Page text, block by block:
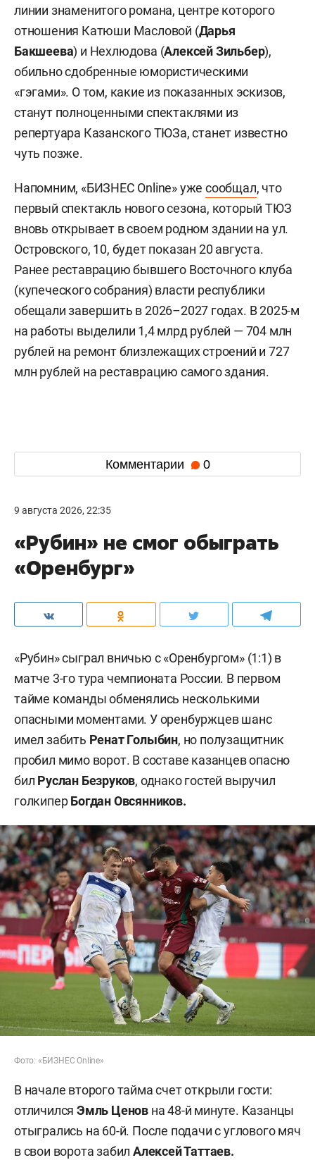
линии знаменитого романа, центре которого
отношения Катюши Масловой (Дарья
Бакшеева) и Нехлюдова (Алексей Зильбер),
обильно сдобренные юмористическими
«гэгами». О том, какие из показанных эскизов,
станут полноценными спектаклями из
репертуара Казанского ТЮЗа, станет известно
чуть позже.
Напомним, «БИЗНЕС Online» ужесообщал, что
первый спектакль нового сезона, который ТЮЗ
вновь открывает в своем родном здании на ул.
Островского, 10, будет показан 20 августа.
Ранее реставрацию бывшего Восточного клуба
(купеческого собрания) власти республики
обещали завершить в 2026–2027 годах. В 2025-м
на работы выделили 1,4 млрд рублей — 704 млн
рублей на ремонт близлежащих строений и 727
млн рублей на реставрацию самого здания.
Комментарии 0
9 августа 2026, 22:35
«Рубин» не смог обыграть
«Оренбург»
«Рубин» сыграл вничью с «Оренбургом» (1:1) в
матче 3-го тура чемпионата России. В первом
тайме команды обменялись несколькими
опасными моментами. У оренбуржцев шанс
имел забить Ренат Голыбин, но полузащитник
пробил мимо ворот. В составе казанцев опасно
бил Руслан Безруков, однако гостей выручил
голкиперБогдан Овсянников.
Фото: «БИЗНЕС Online»
В начале второго тайма счет открыли гости:
отличилсяЭмль Ценов на 48-й минуте. Казанцы
отыгрались на 60-й. После подачи с углового мяч
в свои ворота забилАлексей Таттаев.